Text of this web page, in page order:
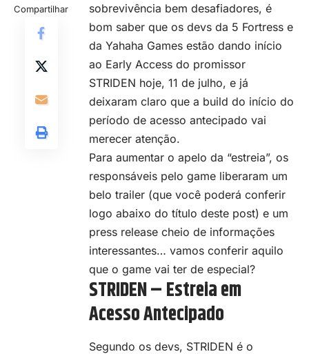
Compartilhar
sobrevivência bem desafiadores, é
bom saber que os devs da 5 Fortress e
da Yahaha Games estão dando início
ao Early Access do promissor
STRIDEN hoje, 11 de julho, e já
deixaram claro que a build do início do
período de acesso antecipado vai
merecer atenção.
Para aumentar o apelo da “estreia”, os
responsáveis pelo game liberaram um
belo trailer (que você poderá conferir
logo abaixo do título deste post) e um
press release cheio de informações
interessantes… vamos conferir aquilo
que o game vai ter de especial?
STRIDEN – Estreia em
Acesso Antecipado
Segundo os devs, STRIDEN é o